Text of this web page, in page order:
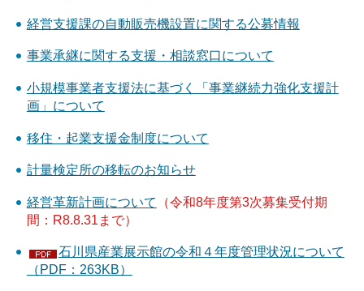
経営支援課の自動販売機設置に関する公募情報
事業承継に関する支援・相談窓口について
小規模事業者支援法に基づく「事業継続力強化支援計
画」について
移住・起業支援金制度について
計量検定所の移転のお知らせ
経営革新計画について
（令和8年度第3次募集受付期
間：R8.8.31まで）
石川県産業展示館の令和４年度管理状況について
（PDF：263KB）